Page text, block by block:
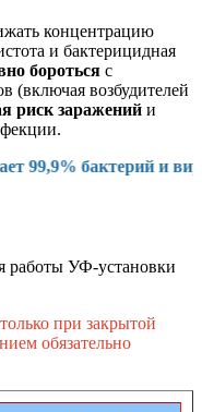
концентрацию
и бактерицидная
бороться с
(включая возбудителей
риск заражений и
и вирусов (ГРИПП,
работы УФ-установки
при закрытой
обязательно